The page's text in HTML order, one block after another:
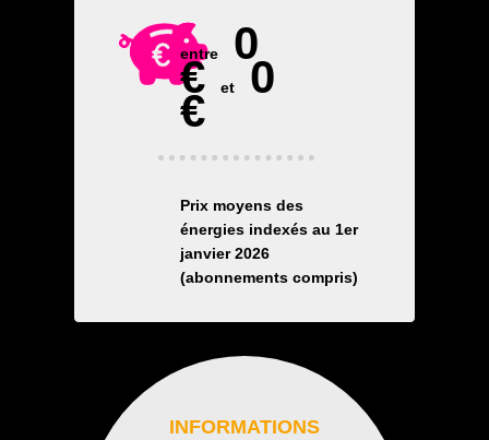
entre 0
€ et 0
€
Prix moyens des
énergies indexés au 1er
janvier 2026
(abonnements compris)
INFORMATIONS